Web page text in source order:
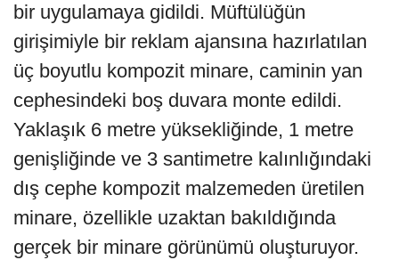
bir uygulamaya gidildi. Müftülüğün
girişimiyle bir reklam ajansına hazırlatılan
üç boyutlu kompozit minare, caminin yan
cephesindeki boş duvara monte edildi.
Yaklaşık 6 metre yüksekliğinde, 1 metre
genişliğinde ve 3 santimetre kalınlığındaki
dış cephe kompozit malzemeden üretilen
minare, özellikle uzaktan bakıldığında
gerçek bir minare görünümü oluşturuyor.